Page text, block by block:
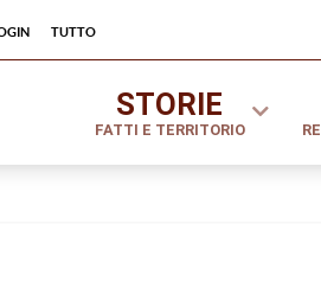
tutto
STORIE
FATTI E TERRITORIO